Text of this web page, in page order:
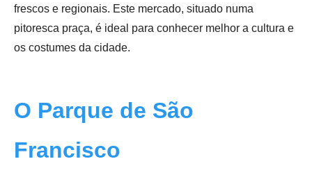
frescos e regionais. Este mercado, situado numa
pitoresca praça, é ideal para conhecer melhor a cultura e
os costumes da cidade.
O Parque de São
Francisco